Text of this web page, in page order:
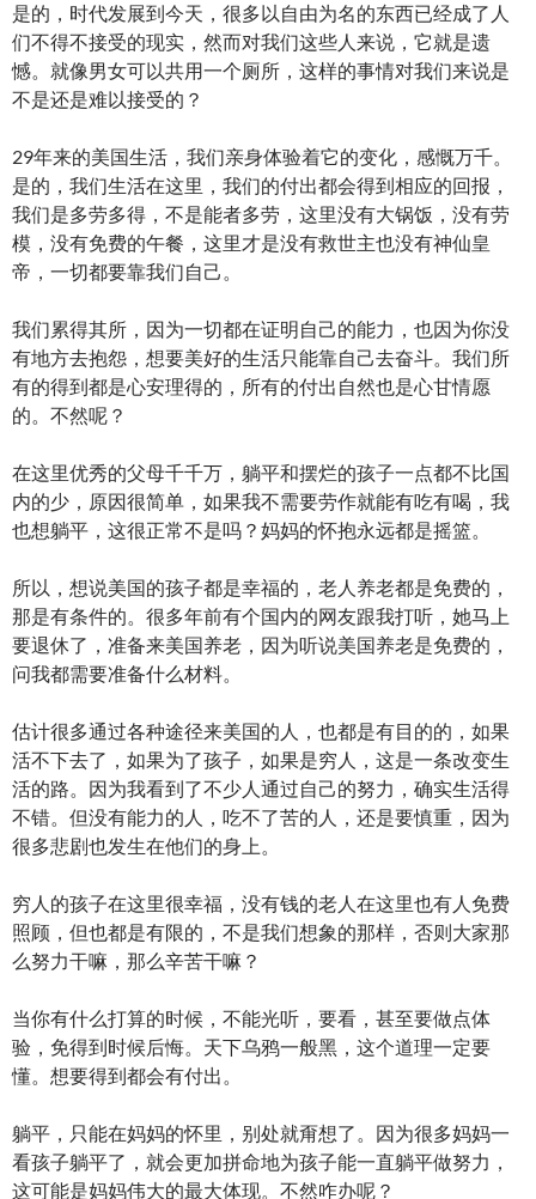
是的，时代发展到今天，很多以自由为名的东西已经成了人
们不得不接受的现实，然而对我们这些人来说，它就是遗
憾。就像男女可以共用一个厕所，这样的事情对我们来说是
不是还是难以接受的？
29年来的美国生活，我们亲身体验着它的变化，感慨万千。
是的，我们生活在这里，我们的付出都会得到相应的回报，
我们是多劳多得，不是能者多劳，这里没有大锅饭，没有劳
模，没有免费的午餐，这里才是没有救世主也没有神仙皇
帝，一切都要靠我们自己。
我们累得其所，因为一切都在证明自己的能力，也因为你没
有地方去抱怨，想要美好的生活只能靠自己去奋斗。我们所
有的得到都是心安理得的，所有的付出自然也是心甘情愿
的。不然呢？
在这里优秀的父母千千万，躺平和摆烂的孩子一点都不比国
内的少，原因很简单，如果我不需要劳作就能有吃有喝，我
也想躺平，这很正常不是吗？妈妈的怀抱永远都是摇篮。
所以，想说美国的孩子都是幸福的，老人养老都是免费的，
那是有条件的。很多年前有个国内的网友跟我打听，她马上
要退休了，准备来美国养老，因为听说美国养老是免费的，
问我都需要准备什么材料。
估计很多通过各种途径来美国的人，也都是有目的的，如果
活不下去了，如果为了孩子，如果是穷人，这是一条改变生
活的路。因为我看到了不少人通过自己的努力，确实生活得
不错。但没有能力的人，吃不了苦的人，还是要慎重，因为
很多悲剧也发生在他们的身上。
穷人的孩子在这里很幸福，没有钱的老人在这里也有人免费
照顾，但也都是有限的，不是我们想象的那样，否则大家那
么努力干嘛，那么辛苦干嘛？
当你有什么打算的时候，不能光听，要看，甚至要做点体
验，免得到时候后悔。天下乌鸦一般黑，这个道理一定要
懂。想要得到都会有付出。
躺平，只能在妈妈的怀里，别处就甭想了。因为很多妈妈一
看孩子躺平了，就会更加拼命地为孩子能一直躺平做努力，
这可能是妈妈伟大的最大体现。不然咋办呢？